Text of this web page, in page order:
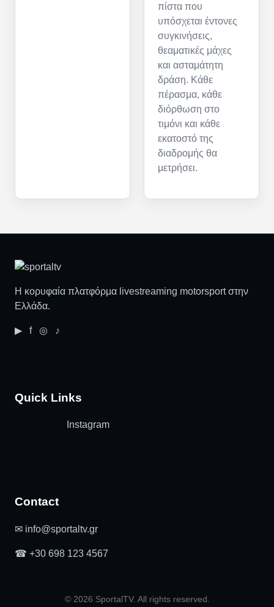
πίστα που
υπόσχεται έντονες
συγκινήσεις,
θεαματικές μάχες
και ασταμάτητη
δράση. Κάθε
πέρασμα, κάθε
διόρθωση στο
τιμόνι και κάθε
εκατοστό της
διαδρομής θα
μετρήσει.
Η κορυφαία πλατφόρμα livestreaming motorsport στην
Ελλάδα.
▶ f ◎ ♪
Quick Links
Instagram
Contact
✉ info@sportaltv.gr
☎ +30 698 123 4567
© 2026 SportalTV. All rights reserved.